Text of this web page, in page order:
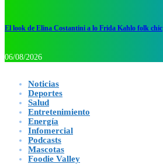
El look de Elina Costantini a lo Frida Kahlo folk chic
06/08/2026
Noticias
Deportes
Salud
Entretenimiento
Energía
Infomercial
Podcasts
Mascotas
Foodie Valley